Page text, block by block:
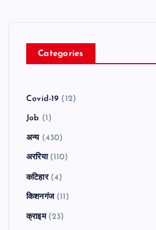
Categories
Covid-19 (12)
Job (1)
अन्य(430)
अररिया(110)
कटिहार(4)
किशनगंज(11)
क्राइम(23)